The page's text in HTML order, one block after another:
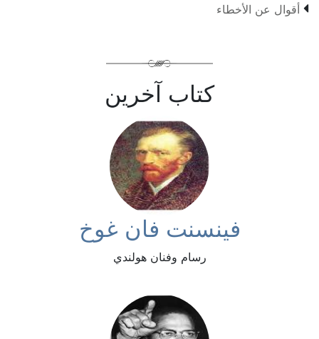
 أقوال عن الأخطاء
كتاب آخرين
فينسنت فان غوخ
رسام وفنان هولندي